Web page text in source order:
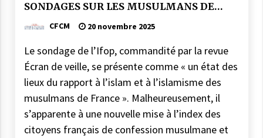
SONDAGES SUR LES MUSULMANS DE
FRANCE
CFCM 20 novembre 2025
Le sondage de l’Ifop, commandité par la revue
Écran de veille, se présente comme « un état des
lieux du rapport à l’islam et à l’islamisme des
musulmans de France ». Malheureusement, il
s’apparente à une nouvelle mise à l’index des
citoyens français de confession musulmane et